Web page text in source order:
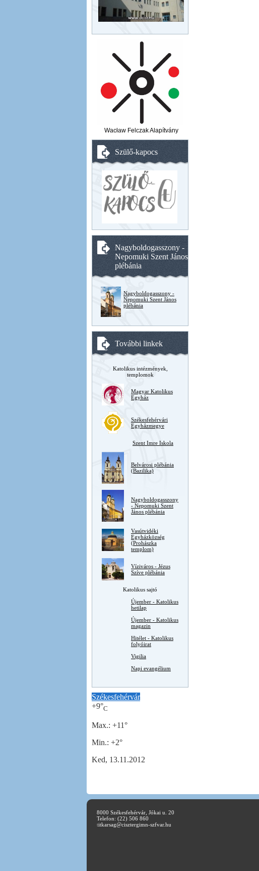
Wacław Felczak Alapítvány
Szülő-kapocs
Nagyboldogasszony -
Nepomuki Szent János
plébánia
Nagyboldogasszony -
Nepomuki Szent János
plébánia
További linkek
Katolikus intézmények,
templomok
Magyar Katolikus
Egyház
Székesfehérvári
Egyházmegye
Szent Imre Iskola
Belvárosi plébánia
(Bazilika)
Nagyboldogasszony
- Nepomuki Szent
János plébánia
Vasútvidéki
Egyházközség
(Prohászka
templom)
Víziváros - Jézus
Szíve plébánia
Katolikus sajtó
Újember - Katolikus
hetilap
Újember - Katolikus
magazin
Hitélet - Katolikus
folyóirat
Vigilia
Napi evangélium
Székesfehérvár
+9°C
Max.: +11°
Min.: +2°
Ked, 13.11.2012
8000 Székesfehérvár, Jókai u. 20
Telefon: (22) 506 860
titkarsag@cisztergimn-szfvar.hu